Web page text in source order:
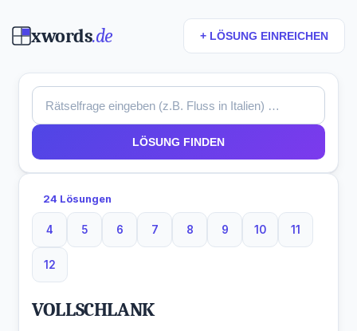
xwords.de + LÖSUNG EINREICHEN
LÖSUNG FINDEN
24 Lösungen
4
4 Buchstaben
5
5 Buchstaben
6
6 Buchstaben
7
7 Buchstaben
8
8 Buchstaben
9
9 Buchstaben
10
10 Buchstaben
11
11
12
12 Buchstaben
VOLLSCHLANK